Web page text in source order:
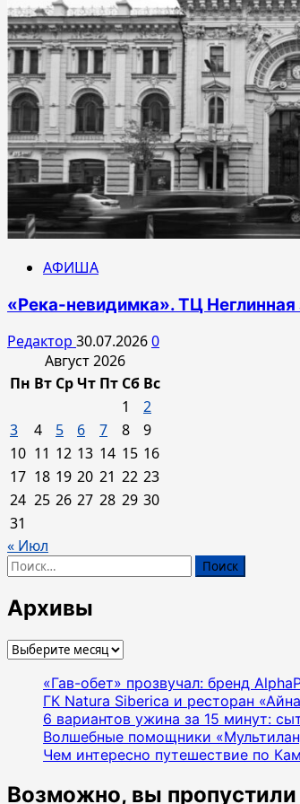
АФИША
«Река-невидимка». ТЦ Неглинная
Редактор 30.07.20260
Август 2026
Пн Вт СрЧт Пт Сб Вс
1
2
3
4 5 6 7 8
9
10 11 12 13 14 15 16
17 18 19 20 21 22 23
24 25 26 27 28 29 30
31
« Июл
Найти:
Архивы
Архивы
«Гав-обет» прозвучал: бренд
ГК Natura Siberica и ресторан
6 вариантов ужина за 15 минут:
Волшебные помощники
Чем интересно путешествие по
Возможно, вы пропустили